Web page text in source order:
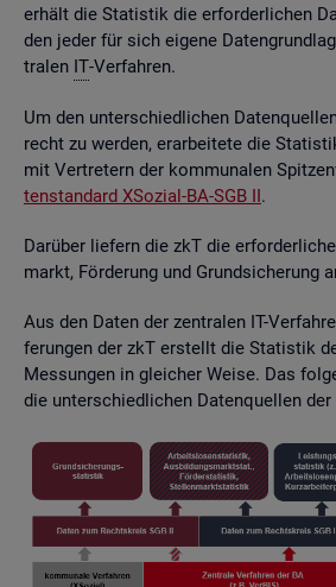
er­hält die Sta­tis­tik die er­for­der­li­chen
den jeder für sich ei­ge­ne
tra­len IT-Ver­fah­ren.
Um den un­ter­schied­li­chen
recht zu wer­den, er­ar­bei­te­te die
mit Ver­tre­tern der kom­mu­na­len
ten­stan­dard XSo­zi­al-BA-SGB II.
Dar­über lie­fern die zkT die
markt, För­de­rung und Grund­si­che­rung
Aus den Daten der zen­tra­len IT-
fe­run­gen der zkT er­stellt die Sta­tis­tik
Mes­sun­gen in glei­cher Weise. Das
die un­ter­schied­li­chen Da­ten­quel­len